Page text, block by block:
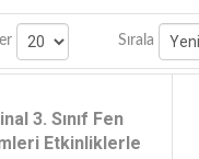
Sırala
3. Sınıf Fen
Etkinliklerle